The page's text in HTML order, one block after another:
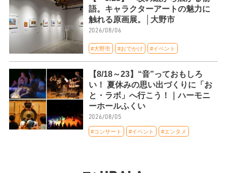
語。キャラクターアートの魅力に
触れる原画展。│大野市
2026/08/06
#大野市 #おでかけ #イベント
【8/18～23】“音”っておもしろ
い！ 夏休みの思い出づくりに「お
と・ラボ」へ行こう！｜ハーモニ
ーホールふくい
2026/08/05
#コンサート #イベント #エンタメ